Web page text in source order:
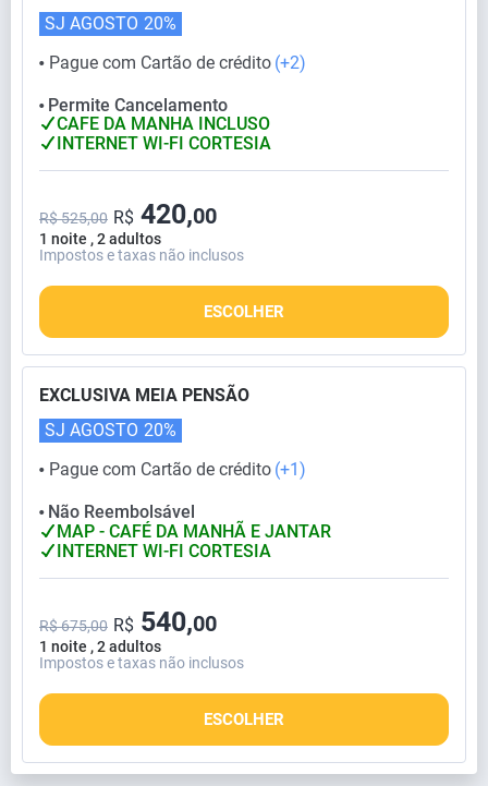
⬤ Pague com Cartão de crédito (+2)
SJ AGOSTO 20%
⬤
Permite Cancelamento
CAFE DA MANHA INCLUSO
INTERNET WI-FI CORTESIA
1 noite , 2 adultos
R$ 525,00 R$ 420,00
Impostos e taxas não inclusos
ESCOLHER
EXCLUSIVA MEIA PENSÃO
⬤ Pague com Cartão de crédito (+1)
SJ AGOSTO 20%
⬤
Não Reembolsável
MAP - CAFÉ DA MANHÃ E JANTAR
INTERNET WI-FI CORTESIA
1 noite , 2 adultos
R$ 675,00 R$ 540,00
Impostos e taxas não inclusos
ESCOLHER